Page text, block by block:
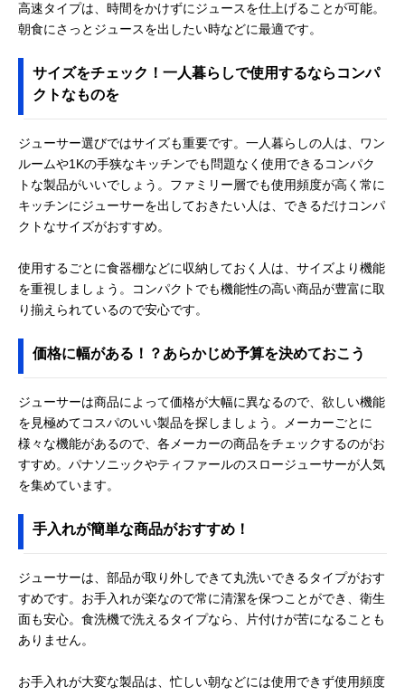
高速タイプは、時間をかけずにジュースを仕上げることが可能。
朝食にさっとジュースを出したい時などに最適です。
サイズをチェック！一人暮らしで使用するならコンパ
クトなものを
ジューサー選びではサイズも重要です。一人暮らしの人は、ワン
ルームや1Kの手狭なキッチンでも問題なく使用できるコンパク
トな製品がいいでしょう。ファミリー層でも使用頻度が高く常に
キッチンにジューサーを出しておきたい人は、できるだけコンパ
クトなサイズがおすすめ。
使用するごとに食器棚などに収納しておく人は、サイズより機能
を重視しましょう。コンパクトでも機能性の高い商品が豊富に取
り揃えられているので安心です。
価格に幅がある！？あらかじめ予算を決めておこう
ジューサーは商品によって価格が大幅に異なるので、欲しい機能
を見極めてコスパのいい製品を探しましょう。メーカーごとに
様々な機能があるので、各メーカーの商品をチェックするのがお
すすめ。パナソニックやティファールのスロージューサーが人気
を集めています。
手入れが簡単な商品がおすすめ！
ジューサーは、部品が取り外しできて丸洗いできるタイプがおす
すめです。お手入れが楽なので常に清潔を保つことができ、衛生
面も安心。食洗機で洗えるタイプなら、片付けが苦になることも
ありません。
お手入れが大変な製品は、忙しい朝などには使用できず使用頻度